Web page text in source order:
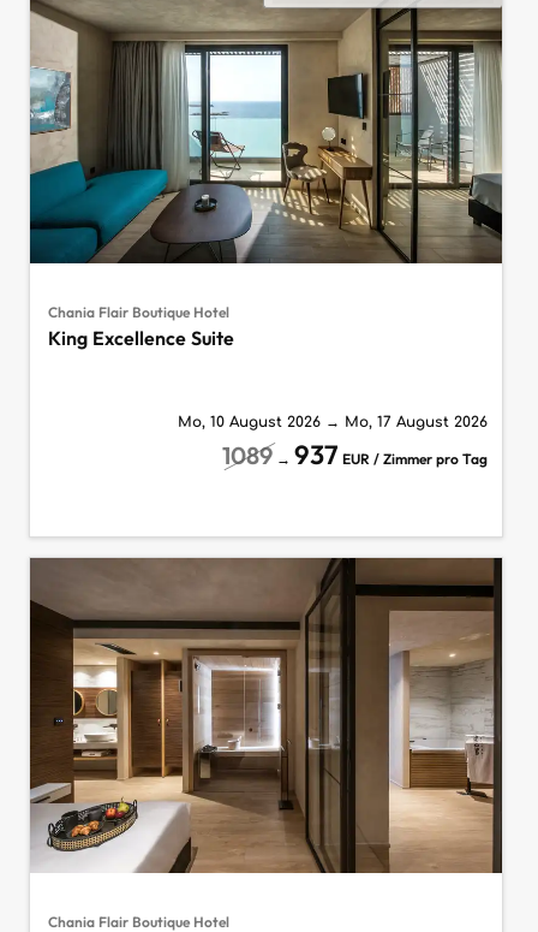
Chania Flair Boutique Hotel
King Excellence Suite
Mo, 10 August 2026 → Mo, 17 August 2026
1089 →937 EUR / Zimmer pro Tag
Chania Flair Boutique Hotel